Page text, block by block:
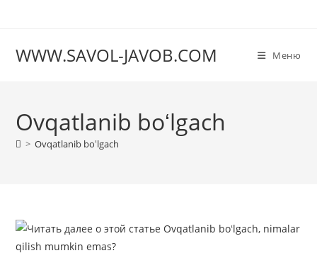
WWW.SAVOL-JAVOB.COM Меню
Ovqatlanib boʻlgach
> Ovqatlanib boʻlgach